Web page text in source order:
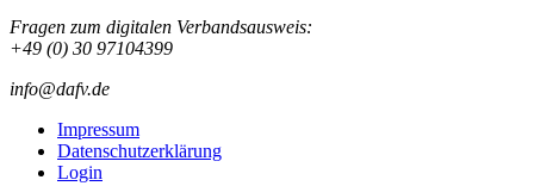
Fragen zum digitalen Verbandsausweis:
+49 (0) 30 97104399
info@dafv.de
Impressum
Datenschutzerklärung
Login